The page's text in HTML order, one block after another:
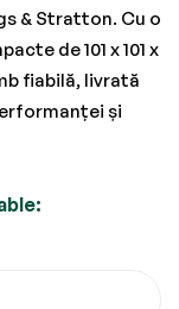
& Stratton. Cu o
de 101 x 101 x
fiabilă, livrată
și